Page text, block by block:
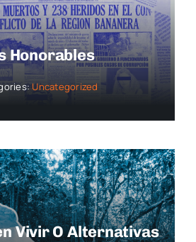
Honorables
Uncategorized
Vivir O Alternativas